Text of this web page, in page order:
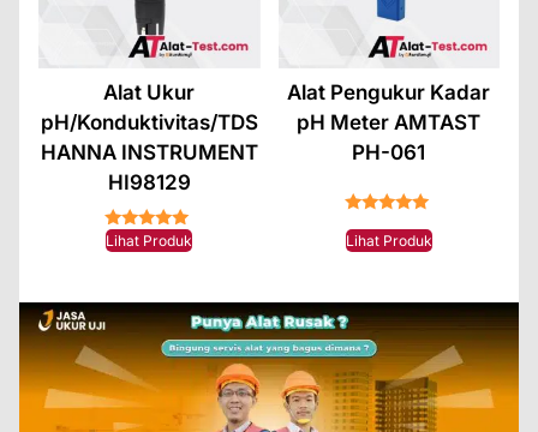
Alat Ukur
pH/Konduktivitas/TDS
HANNA INSTRUMENT
HI98129
★★★★★
Lihat Produk
Alat Pengukur Kadar
pH Meter AMTAST
PH-061
Lihat Produk